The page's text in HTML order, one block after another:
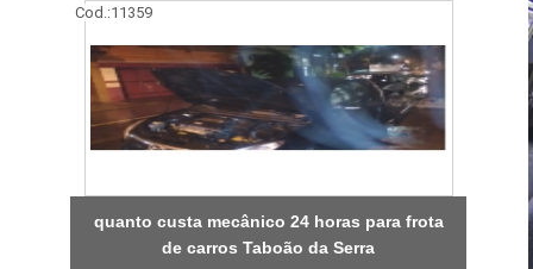
Cod.:11359
quanto custa mecânico 24 horas para frota
de carros Taboão da Serra